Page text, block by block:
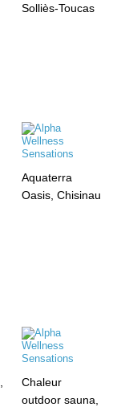
Solliès-Toucas
Aquaterra
Oasis, Chisinau
Chaleur
outdoor sauna,